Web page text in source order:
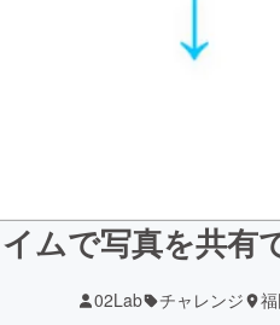
ムで写真を共有
02Lab チャレンジ